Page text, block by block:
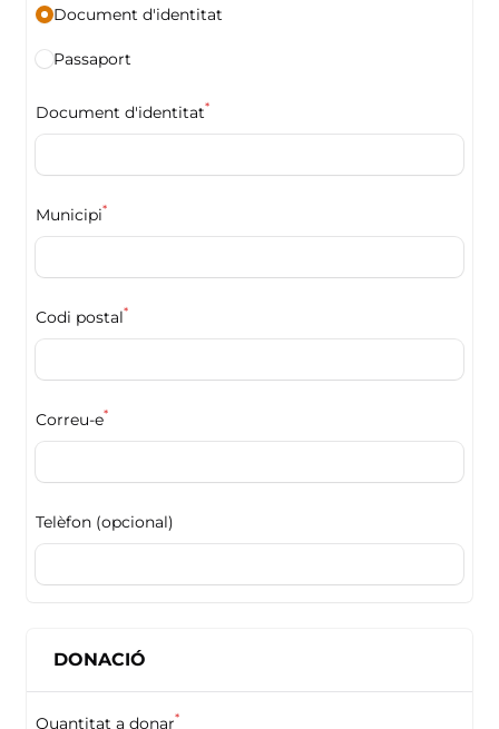
Document d'identitat
Passaport
Document d'identitat*
Municipi*
Codi postal*
Correu-e*
Telèfon (opcional)
DONACIÓ
Quantitat a donar*